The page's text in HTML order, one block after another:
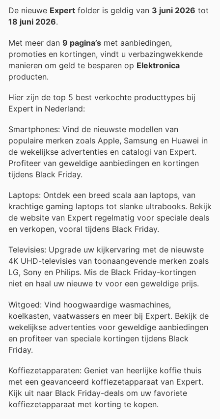
De nieuwe Expert folder is geldig van 3 juni 2026 tot
18 juni 2026.
Met meer dan 9 pagina’s met aanbiedingen,
promoties en kortingen, vindt u verbazingwekkende
manieren om geld te besparen op Elektronica
producten.
Hier zijn de top 5 best verkochte producttypes bij
Expert in Nederland:
Smartphones: Vind de nieuwste modellen van
populaire merken zoals Apple, Samsung en Huawei in
de wekelijkse advertenties en catalogi van Expert.
Profiteer van geweldige aanbiedingen en kortingen
tijdens Black Friday.
Laptops: Ontdek een breed scala aan laptops, van
krachtige gaming laptops tot slanke ultrabooks. Bekijk
de website van Expert regelmatig voor speciale deals
en verkopen, vooral tijdens Black Friday.
Televisies: Upgrade uw kijkervaring met de nieuwste
4K UHD-televisies van toonaangevende merken zoals
LG, Sony en Philips. Mis de Black Friday-kortingen
niet en haal uw nieuwe tv voor een geweldige prijs.
Witgoed: Vind hoogwaardige wasmachines,
koelkasten, vaatwassers en meer bij Expert. Bekijk de
wekelijkse advertenties voor geweldige aanbiedingen
en profiteer van speciale kortingen tijdens Black
Friday.
Koffiezetapparaten: Geniet van heerlijke koffie thuis
met een geavanceerd koffiezetapparaat van Expert.
Kijk uit naar Black Friday-deals om uw favoriete
koffiezetapparaat met korting te kopen.